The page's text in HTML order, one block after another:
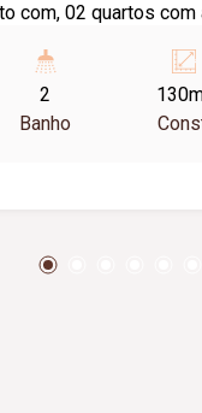
com, 02 quartos com
para 03 carros.**
Eventos Noturnos(
República e Alojamento
2
Banho